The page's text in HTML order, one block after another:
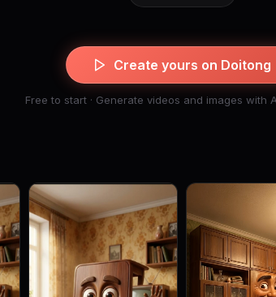
Create yours on Doitong
Free to start · Generate videos and images with